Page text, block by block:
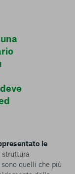
le
struttura
quelli che più